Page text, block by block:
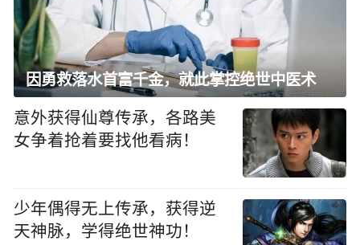
因勇救落水首富千金，就此掌控绝世中医术
意外获得仙尊传承，各路美
女争着抢着要找他看病！
少年偶得无上传承，获得逆
天神脉，学得绝世神功！